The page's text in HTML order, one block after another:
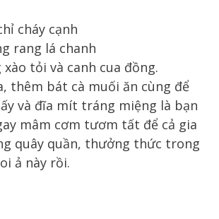
cháy cạnh
rang lá chanh
xào tỏi và canh cua đồng.
thêm bát cà muối ăn cùng để
và đĩa mít tráng miệng là bạn
mâm cơm tươm tất để cả gia
quây quần, thưởng thức trong
ả này rồi.